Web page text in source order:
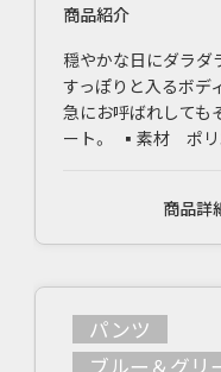
商品紹介
穏やかな日にダラダ
すっぽりと入るボデ
急にお呼ばれしても
ート。 ▪素材 ポ
商品詳
パンツ
ブルー＆グリ